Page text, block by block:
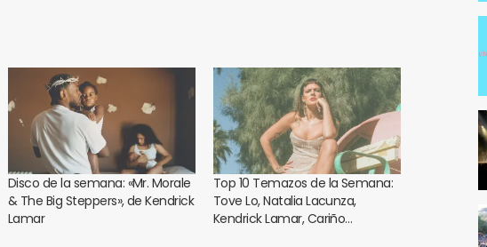
Disco de la semana: «Mr. Morale
& The Big Steppers», de Kendrick
Lamar
Top 10 Temazos de la Semana:
Tove Lo, Natalia Lacunza,
Kendrick Lamar, Cariño…